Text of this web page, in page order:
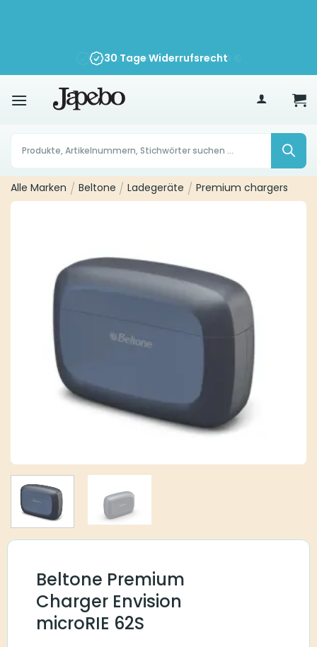
70
30 Tage Widerrufsrecht
Products
search
Alle Marken / Beltone / Ladegeräte / Premium chargers
Beltone Premium
Charger Envision
microRIE 62S